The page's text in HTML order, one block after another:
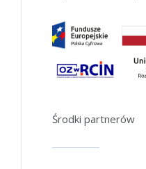
Środki partnerów